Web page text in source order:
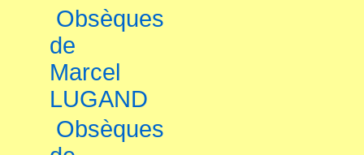
Obsèques
de
Marcel
LUGAND
Obsèques